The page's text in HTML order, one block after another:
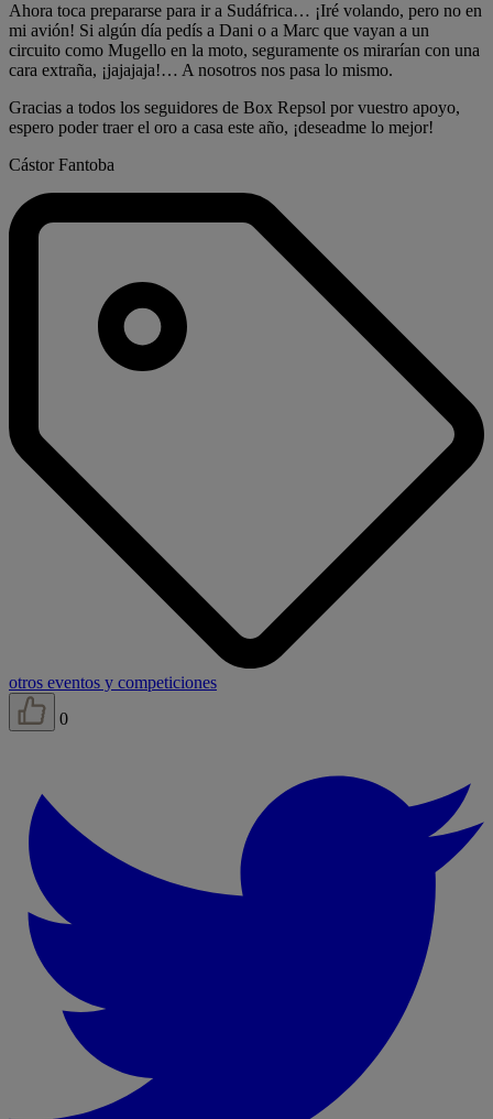
Ahora toca prepararse para ir a Sudáfrica… ¡Iré volando, pero no en
mi avión! Si algún día pedís a Dani o a Marc que vayan a un
circuito como Mugello en la moto, seguramente os mirarían con una
cara extraña, ¡jajajaja!… A nosotros nos pasa lo mismo.
Gracias a todos los seguidores de Box Repsol por vuestro apoyo,
espero poder traer el oro a casa este año, ¡deseadme lo mejor!
Cástor Fantoba
otros eventos y competiciones
0